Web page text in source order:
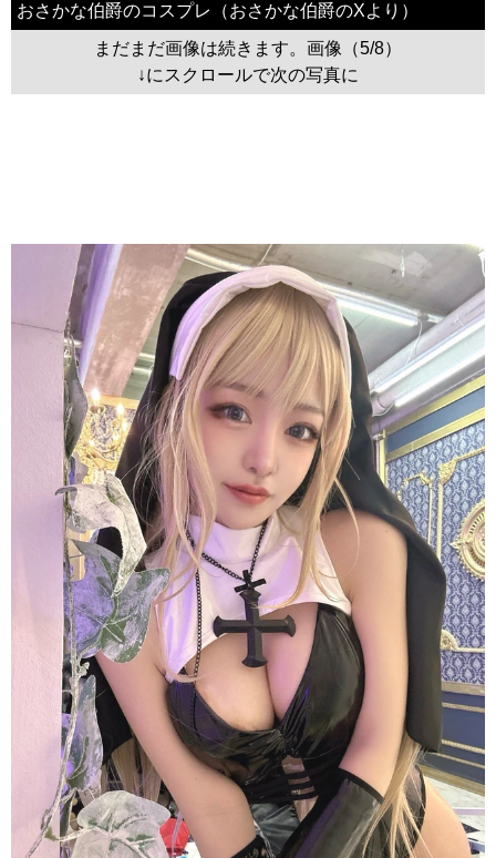
おさかな伯爵のコスプレ（おさかな伯爵のXより）
まだまだ画像は続きます。画像（5/8）
↓にスクロールで次の写真に